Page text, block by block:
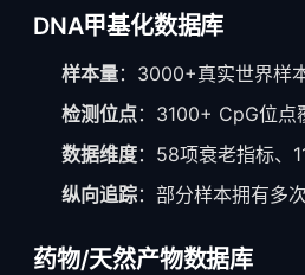
DNA甲基化数据库
样本量：3000+真实世界样
检测位点：3100+ CpG位点
数据维度：58项衰老指标、
纵向追踪：部分样本拥有多
药物/天然产物数据库